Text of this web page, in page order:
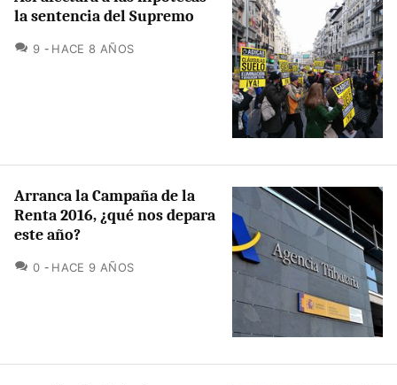
la sentencia del Supremo
9 COMENTARIOS
HACE 8 AÑOS
Arranca la Campaña de la
Renta 2016, ¿qué nos depara
este año?
0 COMENTARIOS
HACE 9 AÑOS